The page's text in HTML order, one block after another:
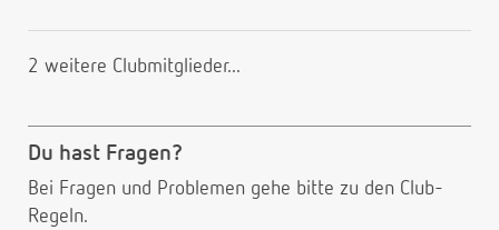
2 weitere Clubmitglieder...
Du hast Fragen?
Bei Fragen und Problemen gehe bitte zu den Club-
Regeln.